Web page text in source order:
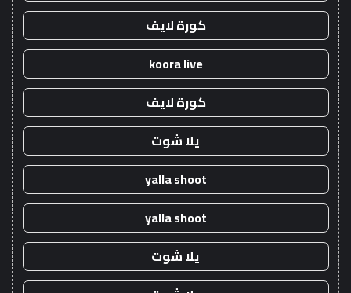
كورة لايف
koora live
كورة لايف
يلا شوت
yalla shoot
yalla shoot
يلا شوت